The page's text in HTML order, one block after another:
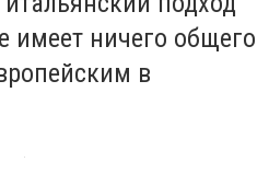
имеет ничего общего
в